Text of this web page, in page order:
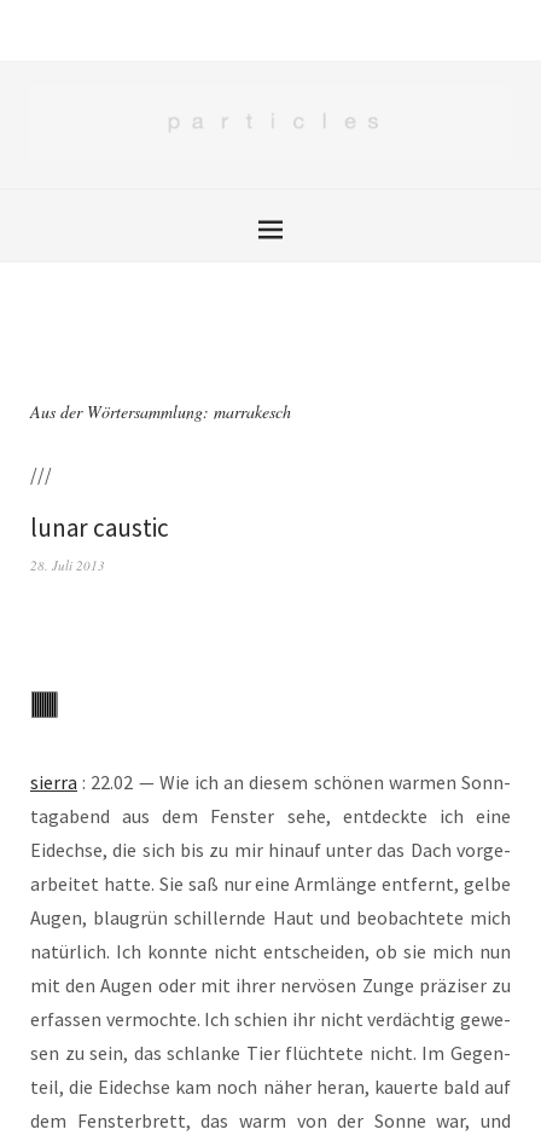
Aus der Wörtersammlung: marrakesch
///
lunar caustic
28. Juli 2013
sier­ra : 22.02 — Wie ich an die­sem schö­nen war­men Sonn­
tag­abend aus dem Fens­ter sehe, ent­deck­te ich eine
Eidech­se, die sich bis zu mir hin­auf unter das Dach vor­ge­
ar­bei­tet hat­te. Sie saß nur eine Arm­län­ge ent­fernt, gel­be
Augen, blau­grün schil­lern­de Haut und beob­ach­te­te mich
natür­lich. Ich konn­te nicht ent­schei­den, ob sie mich nun
mit den Augen oder mit ihrer ner­vö­sen Zun­ge prä­zi­ser zu
erfas­sen ver­moch­te. Ich schien ihr nicht ver­däch­tig gewe­
sen zu sein, das schlan­ke Tier flüch­te­te nicht. Im Gegen­
teil, die Eidech­se kam noch näher her­an, kau­er­te bald auf
dem Fens­ter­brett, das warm von der Son­ne war, und